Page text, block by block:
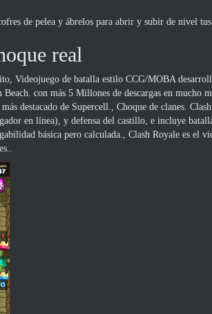
de pelea y ábrelos para abrir y subir de nivel
real
Videojuego de batalla estilo CCG/MOBA
con más 5 Millones de descargas en mucho
destacado de Supercell., Choque de clanes.
en línea), y defensa del castillo, e incluye
básica pero calculada., Clash Royale es el